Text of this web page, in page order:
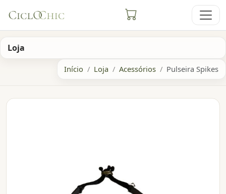
Loja
Início Loja Acessórios Pulseira Spikes